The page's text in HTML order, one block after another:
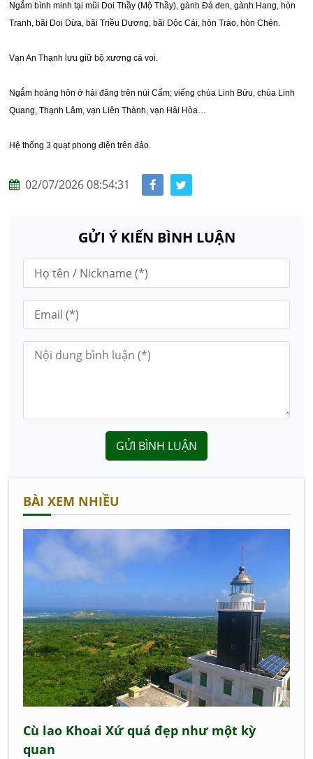
Ngắm bình minh tại mũi Doi Thầy (Mộ Thầy), gành Đá đen, gành Hang, hòn
Tranh, bãi Doi Dừa, bãi Triều Dương, bãi Dộc Cái, hòn Trào, hòn Chén.
Vạn An Thạnh lưu giữ bộ xương cá voi.
Ngắm hoàng hôn ở hải đăng trên núi Cấm; viếng chùa Linh Bửu, chùa Linh
Quang, Thạnh Lâm, vạn Liên Thành, vạn Hải Hòa…
Hệ thống 3 quạt phong điện trên đảo.
02/07/2026 08:54:31
GỬI Ý KIẾN BÌNH LUẬN
GỬI BÌNH LUẬN
BÀI XEM NHIỀU
Cù lao Khoai Xứ quá đẹp như một kỳ
quan